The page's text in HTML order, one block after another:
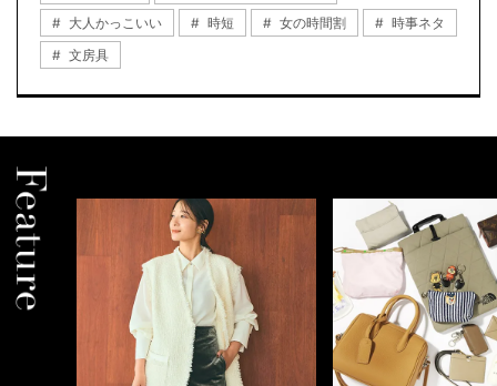
大人かっこいい 時短 女の時間割
時事ネタ
文房具